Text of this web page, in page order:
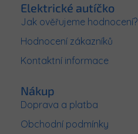
Elektrické autíčko
Jak ověřujeme hodnocení?
Hodnocení zákazníků
Kontaktní informace
Nákup
Doprava a platba
Obchodní podmínky